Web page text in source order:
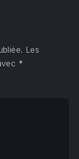
Les
*